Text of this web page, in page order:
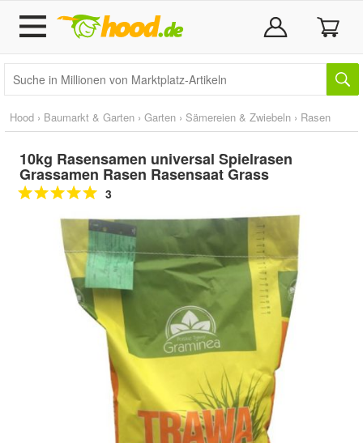
Hood › Baumarkt & Garten › Garten › Sämereien & Zwiebeln › Rasen
10kg Rasensamen universal Spielrasen
Grassamen Rasen Rasensaat Grass
3